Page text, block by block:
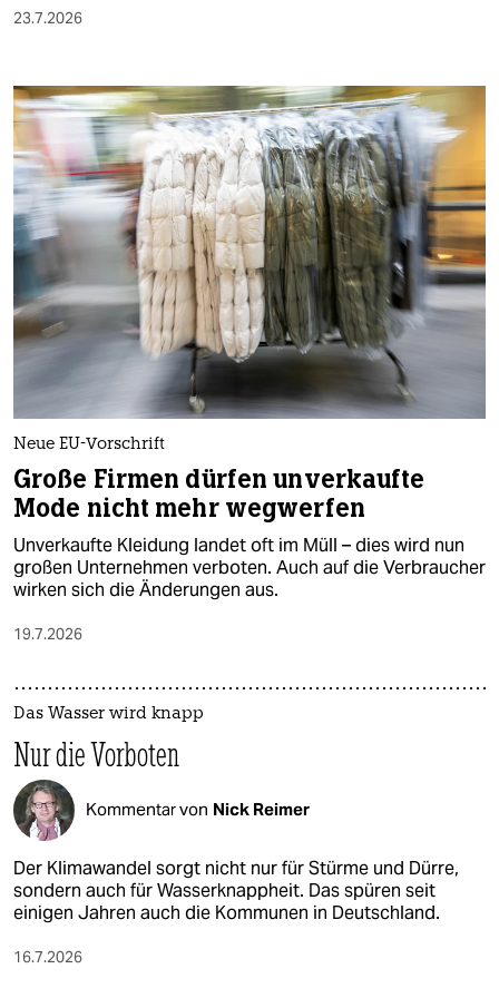
23.7.2026
Neue EU-Vorschrift
Große Firmen dürfen unverkaufte
Mode nicht mehr wegwerfen
Unverkaufte Kleidung landet oft im Müll – dies wird nun
großen Unternehmen verboten. Auch auf die Verbraucher
wirken sich die Änderungen aus.
19.7.2026
Das Wasser wird knapp
Nur die Vorboten
Kommentar von Nick Reimer
Der Klimawandel sorgt nicht nur für Stürme und Dürre,
sondern auch für Wasserknappheit. Das spüren seit
einigen Jahren auch die Kommunen in Deutschland.
16.7.2026